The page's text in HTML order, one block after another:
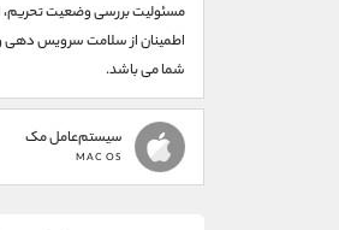
مسئولیت بررسی وضعیت تحریم،
اطمینان از سلامت سرویس دهی
شما می باشد.
سیستم‌عامل مک
MAC OS